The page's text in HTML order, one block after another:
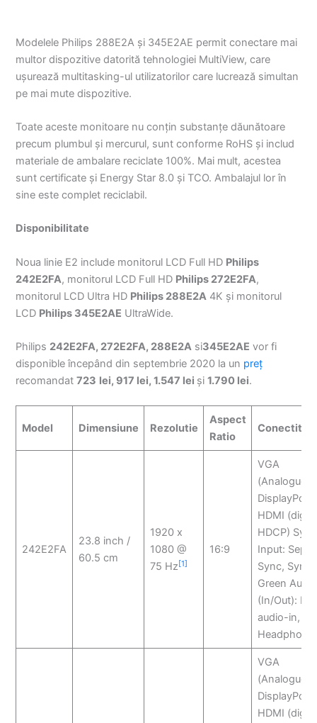
Modelele Philips 288E2A și 345E2AE permit conectare mai
multor dispozitive datorită tehnologiei MultiView, care
ușurează multitasking-ul utilizatorilor care lucrează simultan
pe mai mute dispozitive.
Toate aceste monitoare nu conțin substanțe dăunătoare
precum plumbul și mercurul, sunt conforme RoHS și includ
materiale de ambalare reciclate 100%. Mai mult, acestea
sunt certificate și Energy Star 8.0 și TCO. Ambalajul lor în
sine este complet reciclabil.
Disponibilitate
Noua linie E2 include monitorul LCD Full HD Philips
242E2FA, monitorul LCD Full HD Philips 272E2FA,
monitorul LCD Ultra HD Philips 288E2A 4K și monitorul
LCD Philips 345E2AE UltraWide.
Philips 242E2FA, 272E2FA, 288E2A si345E2AE vor fi
disponible începând din septembrie 2020 la un preț
recomandat723 lei, 917 lei, 1.547 lei și1.790 lei.
Model Dimensiune Rezolutie
Aspect
Ratio
242E2FA
23.8 inch /
60.5 cm
1920 x
1080 @
75 Hz[1]
16:9
VGA
(Analogue),
DisplayPort
HDMI
HDCP) Sync
Input:
Sync, Sync
Green Audio
(In/Out): PC
audio-in,
Headphone
VGA
(Analogue),
DisplayPort
HDMI